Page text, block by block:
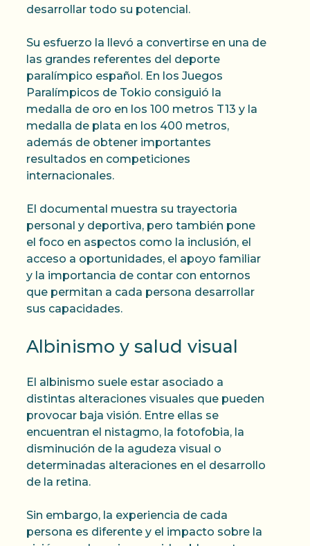
desarrollar todo su potencial.
Su esfuerzo la llevó a convertirse en una de
las grandes referentes del deporte
paralímpico español. En los Juegos
Paralímpicos de Tokio consiguió la
medalla de oro en los 100 metros T13 y la
medalla de plata en los 400 metros,
además de obtener importantes
resultados en competiciones
internacionales.
El documental muestra su trayectoria
personal y deportiva, pero también pone
el foco en aspectos como la inclusión, el
acceso a oportunidades, el apoyo familiar
y la importancia de contar con entornos
que permitan a cada persona desarrollar
sus capacidades.
Albinismo y salud visual
El albinismo suele estar asociado a
distintas alteraciones visuales que pueden
provocar baja visión. Entre ellas se
encuentran el nistagmo, la fotofobia, la
disminución de la agudeza visual o
determinadas alteraciones en el desarrollo
de la retina.
Sin embargo, la experiencia de cada
persona es diferente y el impacto sobre la